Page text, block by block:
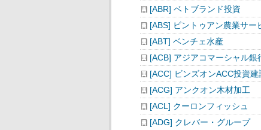
[ABR] ベトブランド投資
[ABS] ビントゥアン農業サー
[ABT] ベンチェ水産
[ACB] アジアコマーシャル銀
[ACC] ビンズオンACC投資建
[ACG] アンクオン木材加工
[ACL] クーロンフィッシュ
[ADG] クレバー・グループ